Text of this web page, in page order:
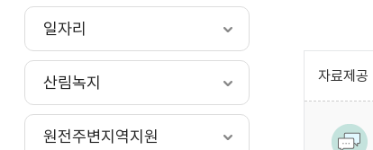
일자리
산림녹지
원전주변지역지원
자료제공